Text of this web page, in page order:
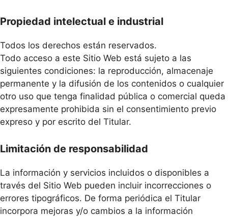
Propiedad intelectual e industrial
Todos los derechos están reservados.
Todo acceso a este Sitio Web está sujeto a las
siguientes condiciones: la reproducción, almacenaje
permanente y la difusión de los contenidos o cualquier
otro uso que tenga finalidad pública o comercial queda
expresamente prohibida sin el consentimiento previo
expreso y por escrito del Titular.
Limitación de responsabilidad
La información y servicios incluidos o disponibles a
través del Sitio Web pueden incluir incorrecciones o
errores tipográficos. De forma periódica el Titular
incorpora mejoras y/o cambios a la información